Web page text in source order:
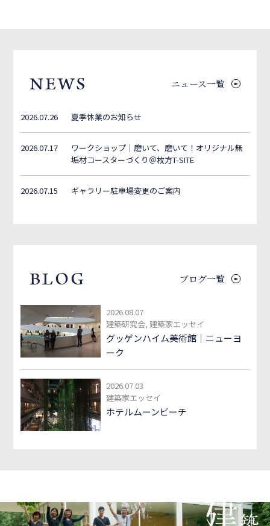
NEWS
2026.07.26 夏季休業のお知らせ
2026.07.17
ワークショップ｜磨いて、磨いて！オリジナル無
垢材コースターづくり＠枚方T-SITE
2026.07.15 ギャラリー駐車場変更のご案内
ニュース一覧
BLOG
2026.08.07
建築研究会, 建築家エッセイ
グッゲンハイム美術館｜ニューヨ
ーク
2026.07.03
建築家エッセイ
ホテルムーンビーチ
ブログ一覧